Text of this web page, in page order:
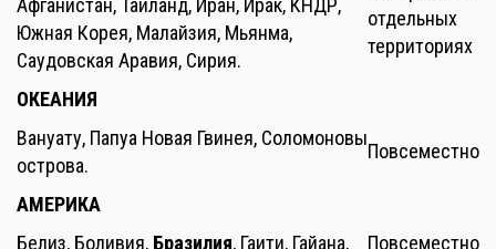
Афганистан, Таиланд, Иран, Ирак, КНДР,
Южная Корея, Малайзия, Мьянма,
Саудовская Аравия, Сирия.
отдельных
территориях
ОКЕАНИЯ
Вануату, Папуа Новая Гвинея, Соломоновы
острова.
Повсеместно
АМЕРИКА
Белиз, Боливия, Бразилия, Гаити, Гайана, Повсеместно